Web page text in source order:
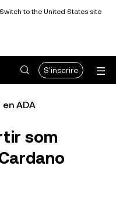
to the United States site
S'inscrire
en ADA
som